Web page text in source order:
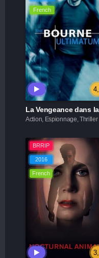
French
Action, Espionnage, Thriller
BRRIP
2016
French